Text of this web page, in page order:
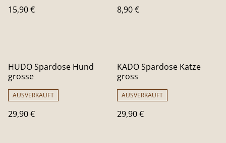
15,90 €
8,90 €
HUDO Spardose Hund
grosse
AUSVERKAUFT
29,90 €
KADO Spardose Katze
gross
AUSVERKAUFT
29,90 €